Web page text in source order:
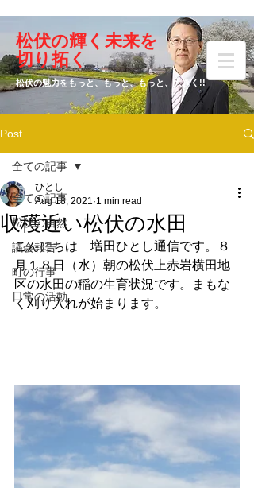
​増田 ひとし
​松伏の輝く未来を
切り拓く
松伏の魅力をもっと、もっと、もっと、大きく!!
元松伏町議会議員
Post
全ての記事
松伏の自然
議会報告
町の行事
日常の活動
全ての記事
収穫近い松伏の水田
ひとし
Aug 18, 2021 1 min read
こんにちは　増田ひとし通信です。８
月１８日（水）朝の松伏上赤岩横田地
区の水田の稲の生育状況です。まもな
く刈り入れが始まります。